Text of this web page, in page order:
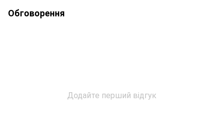
Обговорення
Додайте перший відгук